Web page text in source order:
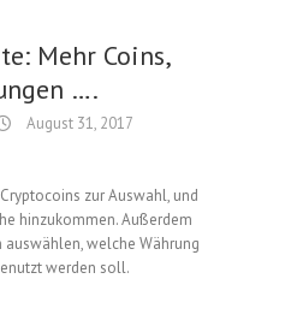
Mehr Coins,
….
August 31, 2017
zur Auswahl, und
hinzukommen. Außerdem
welche Währung
werden soll.